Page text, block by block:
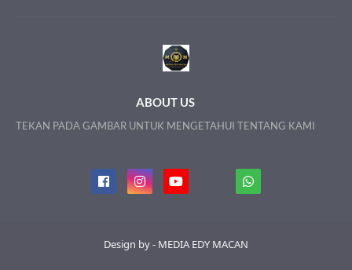
ABOUT US
TEKAN PADA GAMBAR UNTUK MENGETAHUI TENTANG KAMI
Design by - MEDIA EDY MACAN